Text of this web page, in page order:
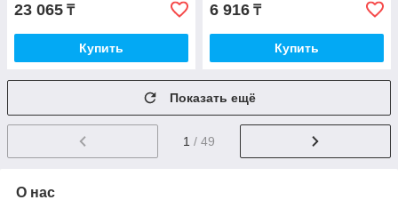
23 065 ₸
Купить
6 916 ₸
Купить
Показать ещё
1 / 49
О нас